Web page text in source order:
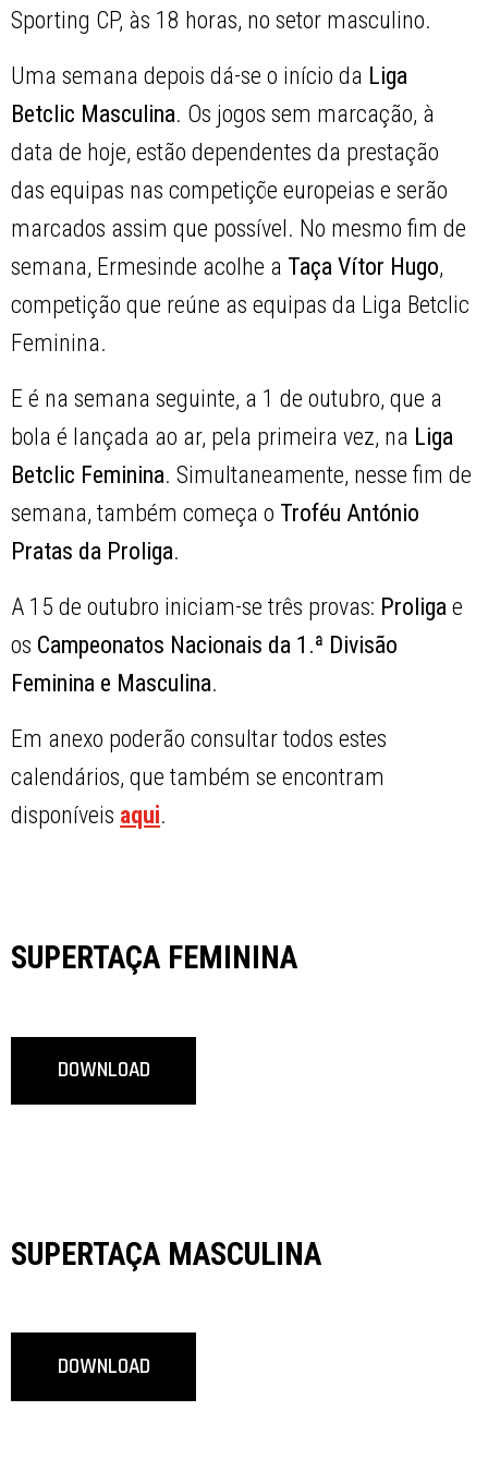
Sporting CP, às 18 horas, no setor masculino.
Uma semana depois dá-se o início da Liga
Betclic Masculina. Os jogos sem marcação, à
data de hoje, estão dependentes da prestação
das equipas nas competiçõe europeias e serão
marcados assim que possível. No mesmo fim de
semana, Ermesinde acolhe a Taça Vítor Hugo,
competição que reúne as equipas da Liga Betclic
Feminina.
E é na semana seguinte, a 1 de outubro, que a
bola é lançada ao ar, pela primeira vez, na Liga
Betclic Feminina. Simultaneamente, nesse fim de
semana, também começa o Troféu António
Pratas da Proliga.
A 15 de outubro iniciam-se três provas: Proliga e
os Campeonatos Nacionais da 1.ª Divisão
Feminina e Masculina.
Em anexo poderão consultar todos estes
calendários, que também se encontram
disponíveis aqui.
SUPERTAÇA FEMININA
DOWNLOAD
SUPERTAÇA MASCULINA
DOWNLOAD